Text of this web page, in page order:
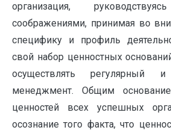
организация,
соображениями, принимая во
специфику и профиль
свой набор ценностных
осуществлять регулярный и
менеджмент. Общим
ценностей всех успешных
осознание того факта, что